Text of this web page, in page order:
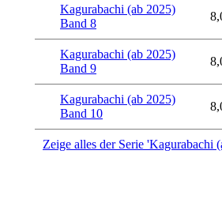
Kagurabachi (ab 2025)
Band 8
Kagurabachi (ab 2025)
Band 9
Kagurabachi (ab 2025)
Band 10
Zeige alles der Serie 'Kagurabachi